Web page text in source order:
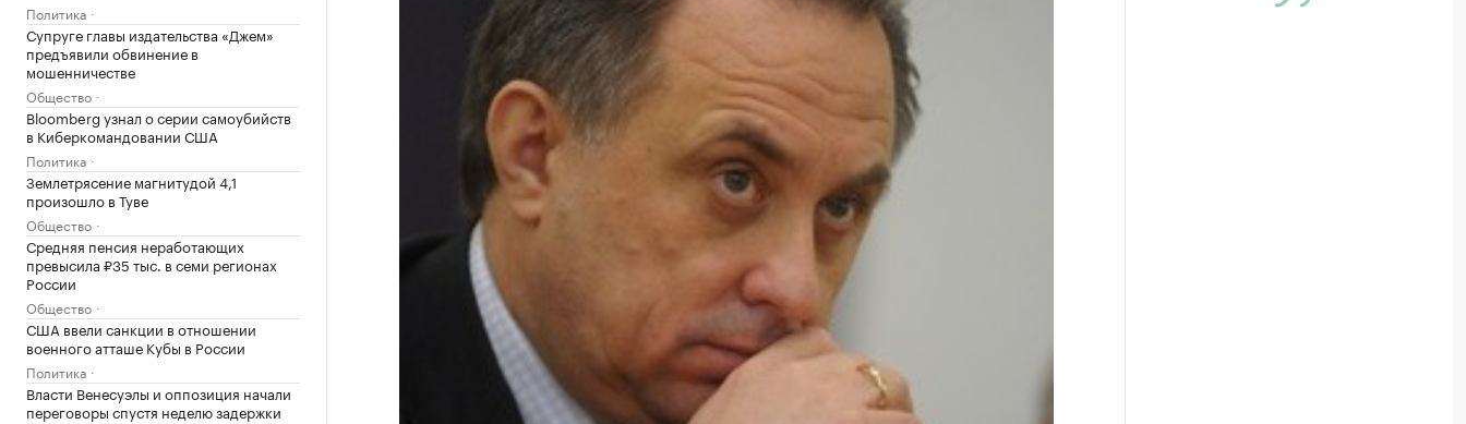
Политика
Супруге главы издательства «Джем»
предъявили обвинение в
мошенничестве
Общество
Bloomberg узнал о серии самоубийств
в Киберкомандовании США
Политика
Землетрясение магнитудой 4,1
произошло в Туве
Общество
Средняя пенсия неработающих
превысила ₽35 тыс. в семи регионах
России
Общество
США ввели санкции в отношении
военного атташе Кубы в России
Политика
Власти Венесуэлы и оппозиция начали
переговоры спустя неделю задержки